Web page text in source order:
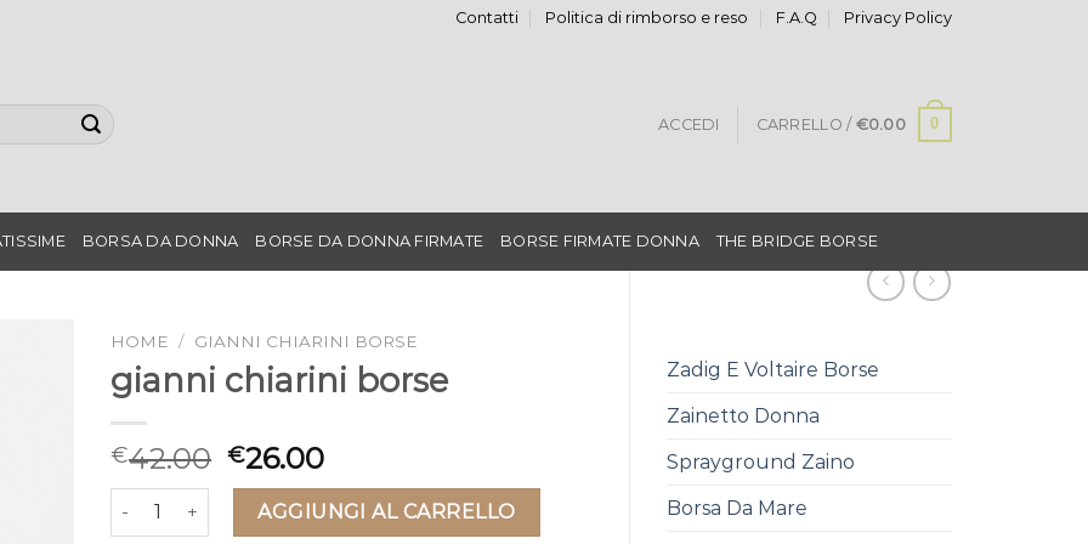
Contatti Politica di rimborso e reso F.A.Q Privacy Policy
ACCEDI CARRELLO / €0.00 0
BORSA DA DONNA BORSE DA DONNA FIRMATE BORSE FIRMATE DONNA THE BRIDGE BORSE
Zadig E Voltaire Borse
Zainetto Donna
Sprayground Zaino
Borsa Da Mare
HOME / GIANNI CHIARINI BORSE
gianni chiarini borse
€42.00 €26.00
gianni chiarini borse quantitàAGGIUNGI AL CARRELLO